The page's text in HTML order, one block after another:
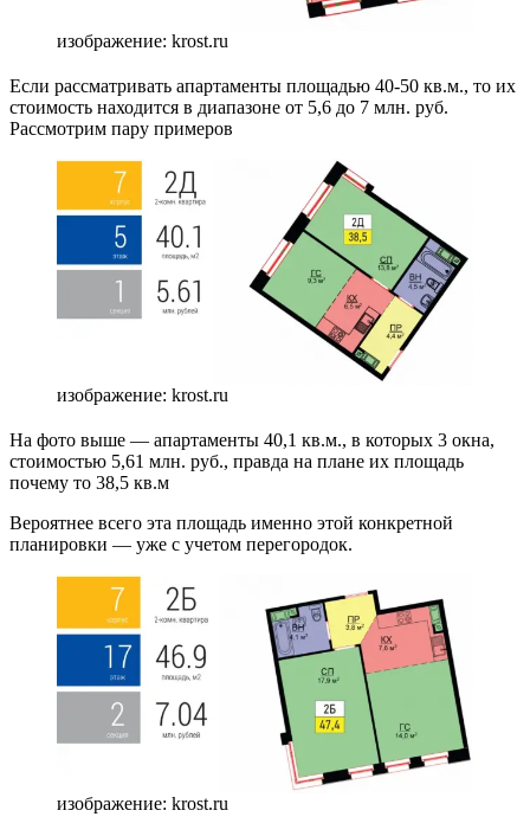
изображение: krost.ru
Если рассматривать апартаменты площадью 40-50 кв.м., то их
стоимость находится в диапазоне от 5,6 до 7 млн. руб.
Рассмотрим пару примеров
изображение: krost.ru
На фото выше — апартаменты 40,1 кв.м., в которых 3 окна,
стоимостью 5,61 млн. руб., правда на плане их площадь
почему то 38,5 кв.м
Вероятнее всего эта площадь именно этой конкретной
планировки — уже с учетом перегородок.
изображение: krost.ru